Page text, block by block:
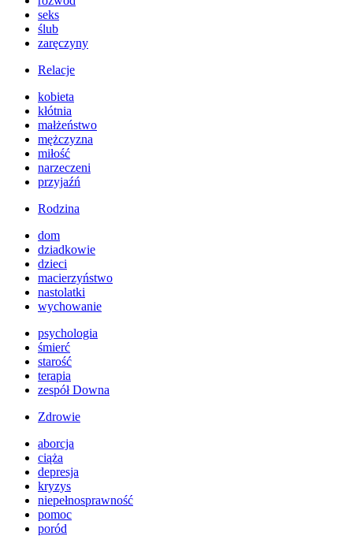
seks
ślub
zaręczyny
Relacje
kobieta
kłótnia
małżeństwo
mężczyzna
miłość
narzeczeni
przyjaźń
Rodzina
dom
dziadkowie
dzieci
macierzyństwo
nastolatki
wychowanie
psychologia
śmierć
starość
terapia
zespół Downa
Zdrowie
aborcja
ciąża
depresja
kryzys
niepełnosprawność
pomoc
poród